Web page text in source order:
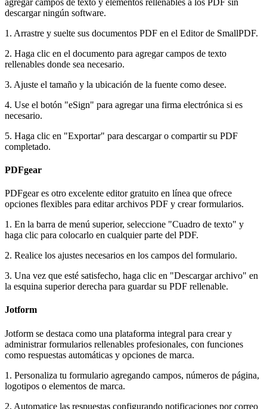
descargar ningún software.
1. Arrastre y suelte sus documentos PDF en el Editor de SmallPDF.
2. Haga clic en el documento para agregar campos de texto
rellenables donde sea necesario.
3. Ajuste el tamaño y la ubicación de la fuente como desee.
4. Use el botón "eSign" para agregar una firma electrónica si es
necesario.
5. Haga clic en "Exportar" para descargar o compartir su PDF
completado.
PDFgear
PDFgear es otro excelente editor gratuito en línea que ofrece
opciones flexibles para editar archivos PDF y crear formularios.
1. En la barra de menú superior, seleccione "Cuadro de texto" y
haga clic para colocarlo en cualquier parte del PDF.
2. Realice los ajustes necesarios en los campos del formulario.
3. Una vez que esté satisfecho, haga clic en "Descargar archivo" en
la esquina superior derecha para guardar su PDF rellenable.
Jotform
Jotform se destaca como una plataforma integral para crear y
administrar formularios rellenables profesionales, con funciones
como respuestas automáticas y opciones de marca.
1. Personaliza tu formulario agregando campos, números de página,
logotipos o elementos de marca.
2. Automatice las respuestas configurando notificaciones por correo